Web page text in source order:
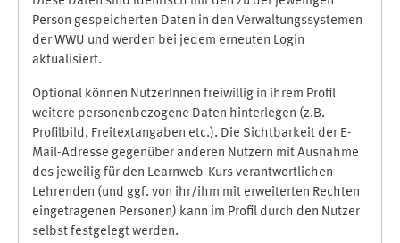
Person gespeicherten Daten in den Verwaltungssystemen
der WWU und werden bei jedem erneuten Login
aktualisiert.
Optional können NutzerInnen freiwillig in ihrem Profil
weitere personenbezogene Daten hinterlegen (z.B.
Profilbild, Freitextangaben etc.). Die Sichtbarkeit der E-
Mail-Adresse gegenüber anderen Nutzern mit Ausnahme
des jeweilig für den Learnweb-Kurs verantwortlichen
Lehrenden (und ggf. von ihr/ihm mit erweiterten Rechten
eingetragenen Personen) kann im Profil durch den Nutzer
selbst festgelegt werden.